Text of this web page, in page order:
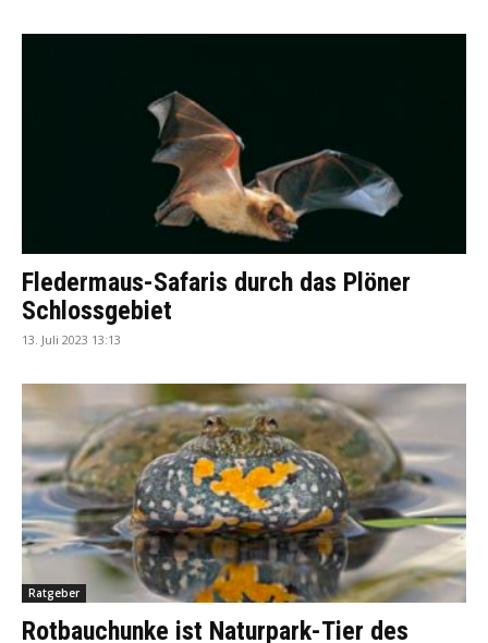
Fledermaus-Safaris durch das Plöner
Schlossgebiet
13. Juli 2023 13:13
Ratgeber
Rotbauchunke ist Naturpark-Tier des